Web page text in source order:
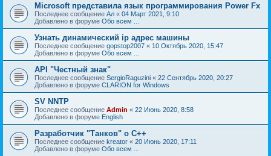
Microsoft представила язык программирования Power Fx
Последнее сообщение Ал « 04 Март 2021, 9:10
Добавлено в форуме Обо всем ...
Узнать динамический ip адрес машины
Последнее сообщение gopstop2007 « 10 Октябрь 2020, 15:47
Добавлено в форуме Обо всем ...
API "Честный знак"
Последнее сообщение SergioRaguzini « 22 Сентябрь 2020, 20:27
Добавлено в форуме CLARION for Windows
SV NNTP
Последнее сообщение Admin « 22 Июнь 2020, 8:58
Добавлено в форуме English
Разработчик "Танков" о C++
Последнее сообщение kreator « 20 Июнь 2020, 17:11
Добавлено в форуме Обо всем ...